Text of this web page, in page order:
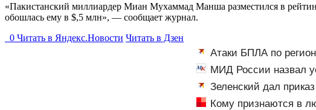
«Пакистанский миллиардер Миан Мухаммад Манша разместился в
обошлась ему в $,5 млн», — сообщает журнал.
0 Читать в Яндекс.Новости Читать в Дзен
Атаки БПЛА по
атаки на склады
МИД России назвал
Зеленский дал
операцию»
Кому признаются в